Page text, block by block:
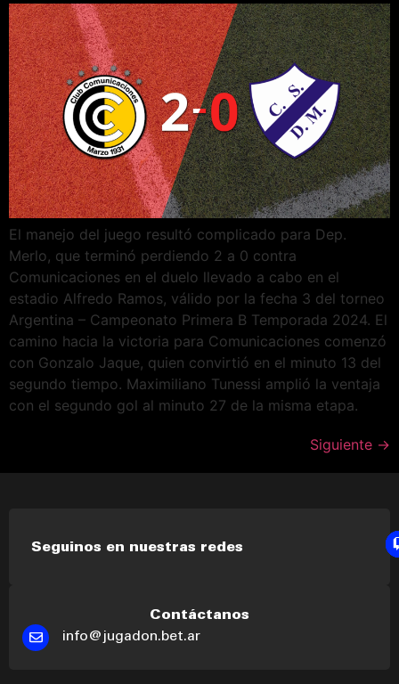
El manejo del juego resultó complicado para Dep.
Merlo, que terminó perdiendo 2 a 0 contra
Comunicaciones en el duelo llevado a cabo en el
estadio Alfredo Ramos, válido por la fecha 3 del torneo
Argentina – Campeonato Primera B Temporada 2024. El
camino hacia la victoria para Comunicaciones comenzó
con Gonzalo Jaque, quien convirtió en el minuto 13 del
segundo tiempo. Maximiliano Tunessi amplió la ventaja
con el segundo gol al minuto 27 de la misma etapa.
Siguiente →
Seguinos en nuestras redes
Contáctanos
info@jugadon.bet.ar